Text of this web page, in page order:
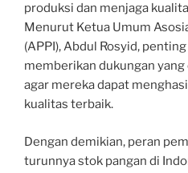
produksi dan menjaga
Menurut Ketua Umum
(APPI), Abdul Rosyid,
memberikan dukungan
agar mereka dapat
kualitas terbaik.
Dengan demikian, peran
turunnya stok pangan di